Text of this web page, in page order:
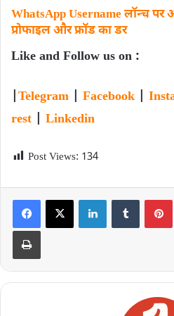
WhatsApp Username लॉन्च
प्रोफाइल और फ्रॉड का डर
Like and Follow us on :
Telegram Facebook
rest
Linkedin
Post Views: 134